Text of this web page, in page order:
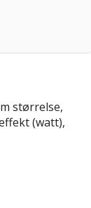
størrelse,
(watt),